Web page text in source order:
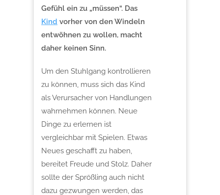
Gefühl ein zu „müssen“. Das
Kind vorher von den Windeln
entwöhnen zu wollen, macht
daher keinen Sinn.
Um den Stuhlgang kontrollieren
zu können, muss sich das Kind
als Verursacher von Handlungen
wahrnehmen können. Neue
Dinge zu erlernen ist
vergleichbar mit Spielen. Etwas
Neues geschafft zu haben,
bereitet Freude und Stolz. Daher
sollte der Sprößling auch nicht
dazu gezwungen werden, das